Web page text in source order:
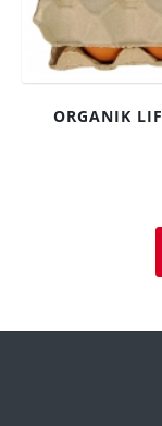
ORGANIK